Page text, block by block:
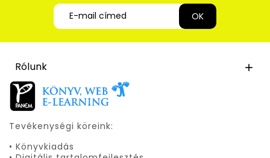
Rólunk 
Tevékenységi köreink:
• Könyvkiadás